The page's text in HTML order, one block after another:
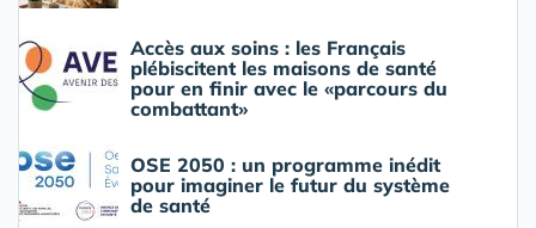
Accès aux soins : les Français
plébiscitent les maisons de santé
pour en finir avec le «parcours du
combattant»
OSE 2050 : un programme inédit
pour imaginer le futur du système
de santé